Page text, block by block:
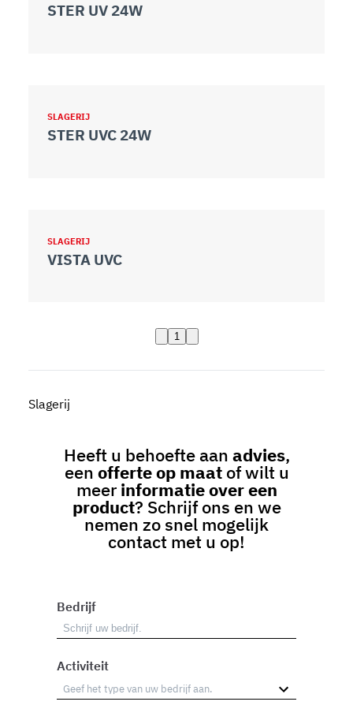
STER UV 24W
SLAGERIJ
STER UVC 24W
SLAGERIJ
VISTA UVC
1
Slagerij
Heeft u behoefte aan advies,
een offerte op maatof wilt u
meer informatie over een
product? Schrijf ons en we
nemen zo snel mogelijk
contact met u op!
Bedrijf
Activiteit